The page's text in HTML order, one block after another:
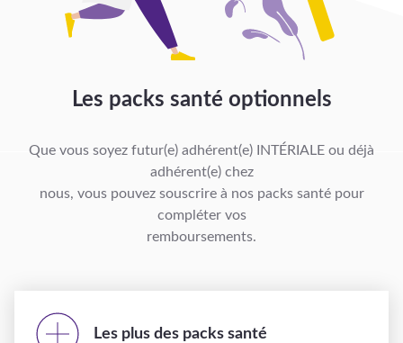
Les packs santé optionnels
Que vous soyez futur(e) adhérent(e) INTÉRIALE ou déjà
adhérent(e) chez
nous, vous pouvez souscrire à nos packs santé pour
compléter vos
remboursements.
Les plus des packs santé